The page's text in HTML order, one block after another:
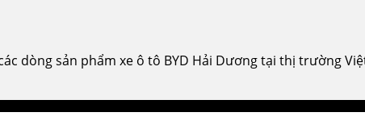
dòng sản phẩm xe ô tô BYD Hải Dương tại thị trường